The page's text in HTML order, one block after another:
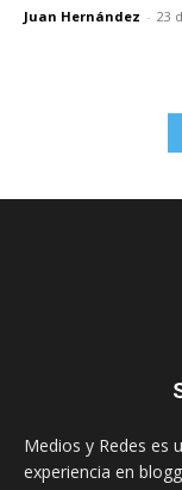
Juan Hernández - 23
Medios y Redes es
experiencia en